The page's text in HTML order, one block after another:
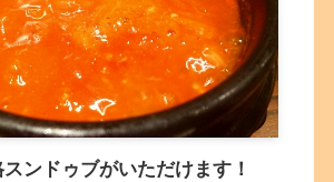
スンドゥブがいただけます！